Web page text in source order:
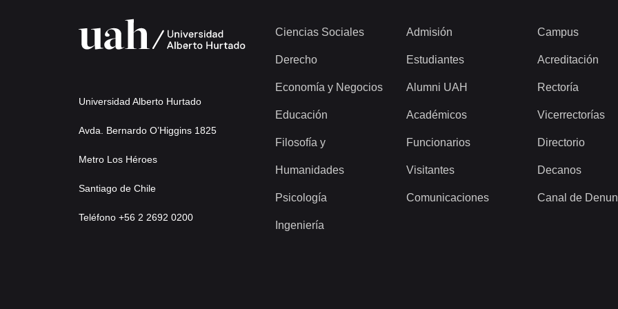
Universidad Alberto Hurtado
Avda. Bernardo O’Higgins 1825
Metro Los Héroes
Santiago de Chile
Teléfono +56 2 2692 0200
Ciencias Sociales
Derecho
Economía y Negocios
Educación
Filosofía y
Humanidades
Psicología
Ingeniería
Admisión
Estudiantes
Alumni UAH
Académicos
Funcionarios
Visitantes
Comunicaciones
Campus
Acreditación
Rectoría
Vicerrectorías
Directorio
Decanos
Canal de